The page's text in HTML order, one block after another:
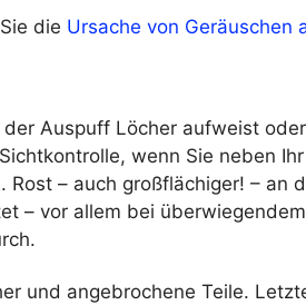
die Ursache von Geräuschen
Auspuff Löcher aufweist
wenn Sie neben
Rost – auch großflächiger! – an
– vor allem bei
und angebrochene Teile.